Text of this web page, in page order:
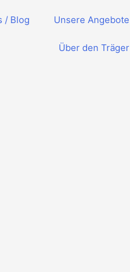
/ Blog Unsere Angebote
Über den Träger